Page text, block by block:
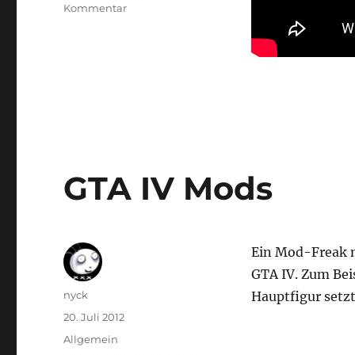
Kommentarzu
GTA IV Mods
Ein Mod-Freak
GTA IV. Zum
Hauptfigur
Autor
nyck
Veröffentlicht
am
20. Juli 2012
Kategorien
Allgemein